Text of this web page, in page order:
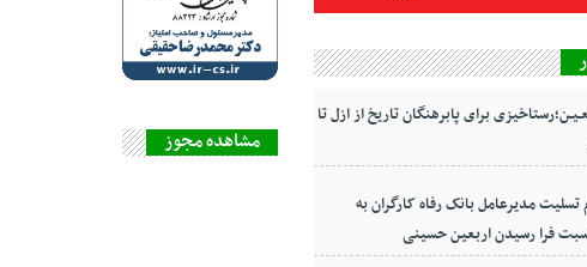
برای پابرهنگان تاریخ از ازل تا
تسلیت مدیرعامل بانک رفاه کارگران به
فرا رسیدن اربعین حسینی
مشاهده مجوز